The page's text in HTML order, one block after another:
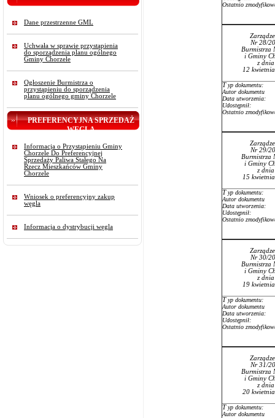
Dane przestrzenne GML
Uchwała w sprawie przystąpienia
do sporządzenia planu ogólnego
Gminy Chorzele
Ogłoszenie Burmistrza o
przystąpieniu do sporządzenia
planu ogólnego gminy Chorzele
PREFERENCYJNA SPRZEDAŻ
WĘGLA
Informacja o Przystąpieniu Gminy
Chorzele Do Preferencyjnej
Sprzedaży Paliwa Stałego Na
Rzecz Mieszkańców Gminy
Chorzele
Wniosek o preferencyjny zakup
węgla
Informacja o dystrybucji węgla
Ostatnio
Nr 28/
Burmistrza
i Gminy
z
12
Typ dokumentu:
Autor dokumentu
Data utworzenia:
Udostępnił:
Ostatnio
Nr 29/
Burmistrza
i Gminy
z
15
Typ dokumentu:
Autor dokumentu
Data utworzenia:
Udostępnił:
Ostatnio
Nr 30/
Burmistrza
i Gminy
z
19
Typ dokumentu:
Autor dokumentu
Data utworzenia:
Udostępnił:
Ostatnio
Nr 31/
Burmistrza
i Gminy
z
20
Typ dokumentu:
Autor dokumentu